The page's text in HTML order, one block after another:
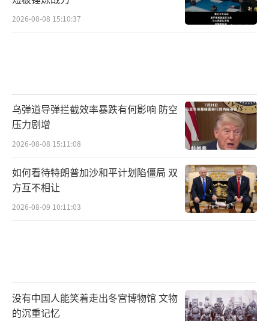
2026-08-08 15:10:37
乌弹道导弹拦截效率暴跌有何影响 防空
压力剧增
2026-08-08 15:11:08
如何看待特朗普加沙和平计划陷僵局 双
方互不相让
2026-08-09 10:11:03
没有中国人能笑着走出冬宫博物馆 文物
的沉重记忆